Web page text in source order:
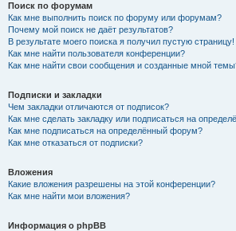
Поиск по форумам
Как мне выполнить поиск по форуму или форумам?
Почему мой поиск не даёт результатов?
В результате моего поиска я получил пустую страницу!
Как мне найти пользователя конференции?
Как мне найти свои сообщения и созданные мной
Подписки и закладки
Чем закладки отличаются от подписок?
Как мне сделать закладку или подписаться на
Как мне подписаться на определённый форум?
Как мне отказаться от подписки?
Вложения
Какие вложения разрешены на этой конференции?
Как мне найти мои вложения?
Информация о phpBB